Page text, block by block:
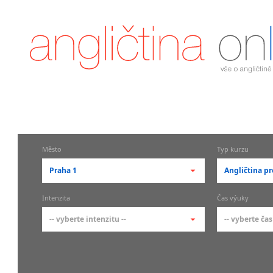
Město
Praha 1
-- vyberte město --
pražské městské části
Typ kurzu
Angličtina
-- vyberte
Intenzita
-- vyberte intenzitu --
Čas výuky
-- vyberte